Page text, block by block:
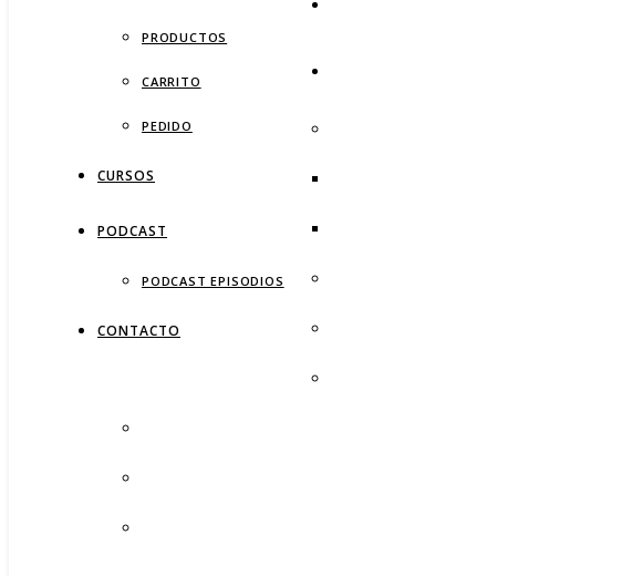
PRODUCTOS
CARRITO
PEDIDO
CURSOS
PODCAST
PODCAST EPISODIOS
CONTACTO